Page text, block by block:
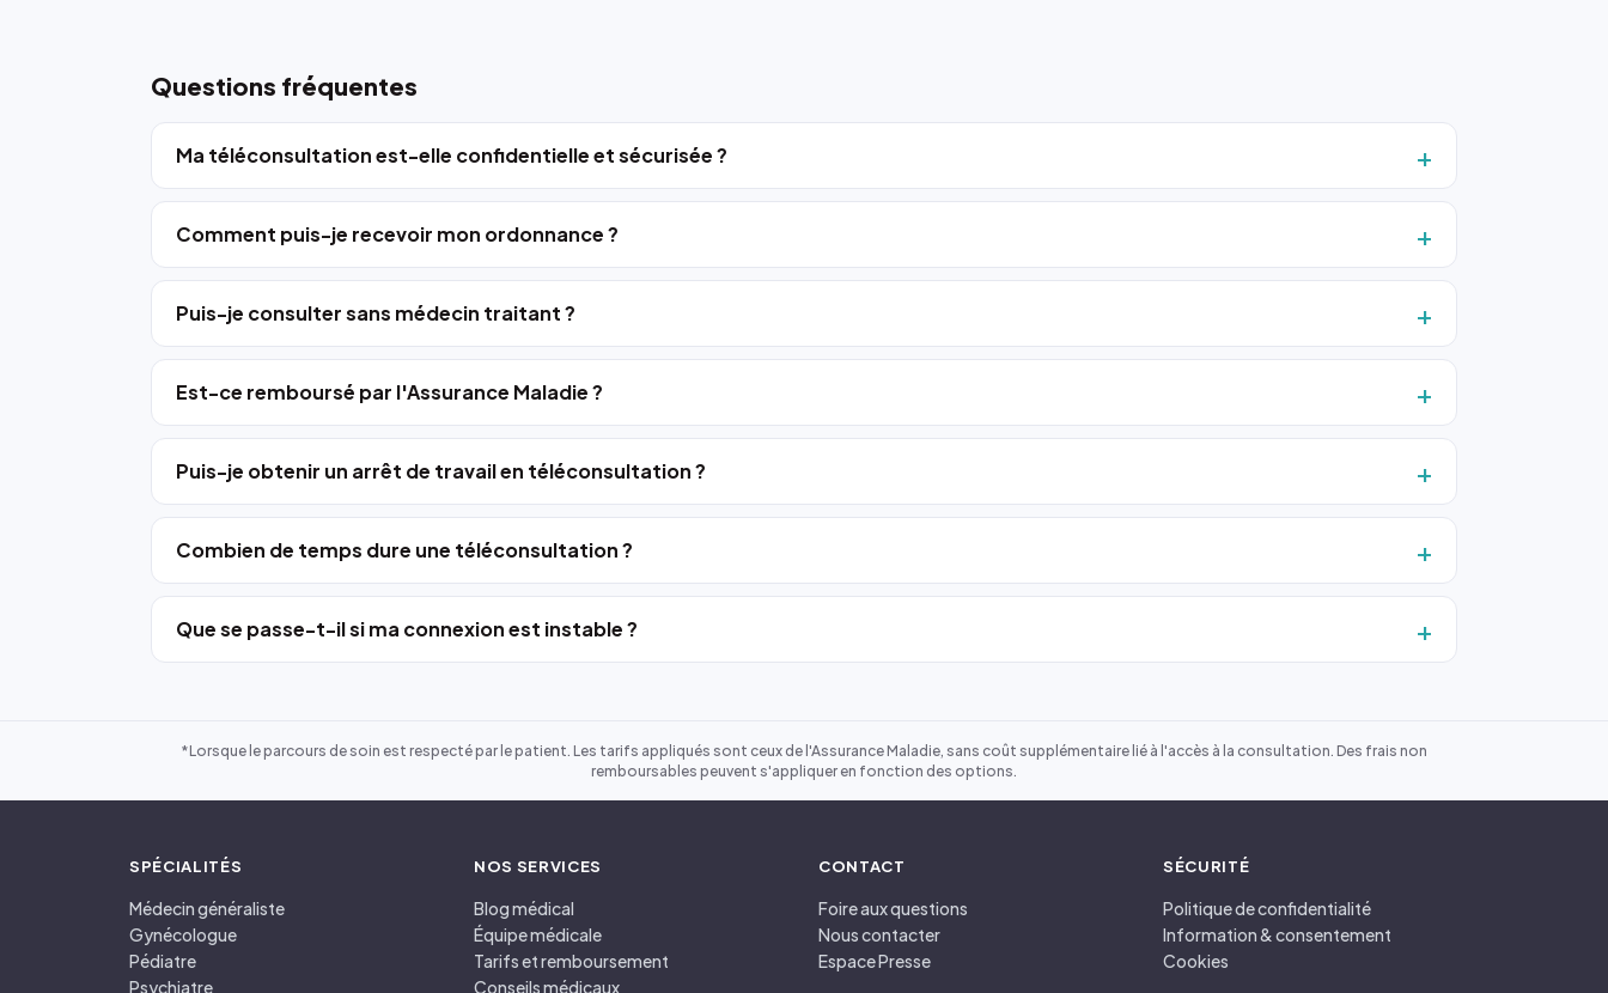
Questions fréquentes
Ma téléconsultation est-elle confidentielle et sécurisée ?
Comment puis-je recevoir mon ordonnance ?
Puis-je consulter sans médecin traitant ?
Est-ce remboursé par l'Assurance Maladie ?
Puis-je obtenir un arrêt de travail en téléconsultation ?
Combien de temps dure une téléconsultation ?
Que se passe-t-il si ma connexion est instable ?
*Lorsque le parcours de soin est respecté par le patient. Les tarifs appliqués sont ceux de l'Assurance Maladie, sans coût supplémentaire lié à l'accès à la consultation. Des frais non
remboursables peuvent s'appliquer en fonction des options.
SPÉCIALITÉS
Médecin généraliste
Gynécologue
Pédiatre
Psychiatre
NOS SERVICES
Blog médical
Équipe médicale
Tarifs et remboursement
Conseils médicaux
CONTACT
Foire aux questions
Nous contacter
Espace Presse
SÉCURITÉ
Politique de confidentialité
Information & consentement
Cookies